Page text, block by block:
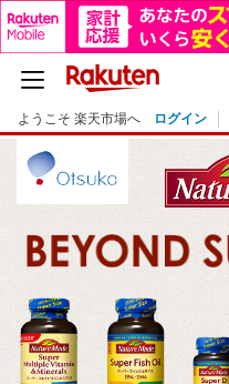
ようこそ 楽天市場へ ログイン